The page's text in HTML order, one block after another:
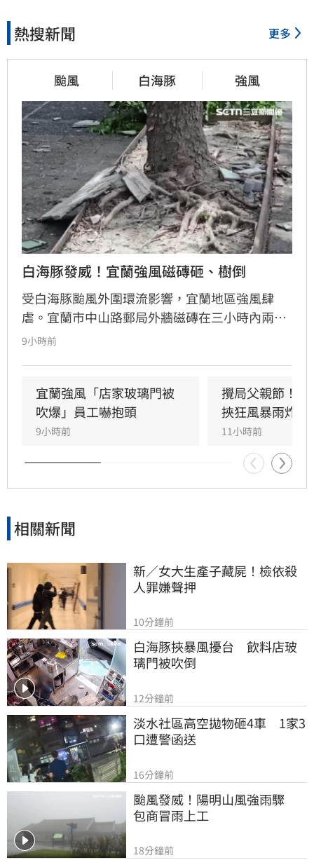
熱搜新聞 更多
颱風 白海豚 強風
白海豚發威！宜蘭強風磁磚砸、樹倒
受白海豚颱風外圍環流影響，宜蘭地區強風肆
虐。宜蘭市中山路郵局外牆磁磚在三小時內兩度
剝落，武營街亦發生磁磚砸地險象，所幸無人傷
全面停駛。
9小時前
宜蘭強風「店家玻璃門被
吹爆」員工嚇抱頭
9小時前
攪局父親節！
挾狂風暴雨炸雙
11小時前
相關新聞
新／女大生產子藏屍！檢依殺
人罪嫌聲押
10分鐘前
白海豚挾暴風擾台　飲料店玻
璃門被吹倒
12分鐘前
淡水社區高空拋物砸4車　1家3
口遭警函送
16分鐘前
颱風發威！陽明山風強雨驟
包商冒雨上工
18分鐘前